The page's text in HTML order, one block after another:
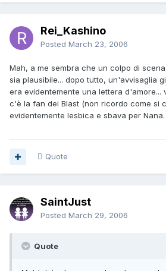
Rei_Kashino
Posted March 23, 2006
Mah, a me sembra che un colpo di
sia plausibile... dopo tutto, un'avvisaglia
era evidentemente una lettera d'amore...
c'è la fan dei Blast (non ricordo come si
evidentemente lesbica e sbava per Nana.
Quote
SaintJust
Posted March 29, 2006
Quote